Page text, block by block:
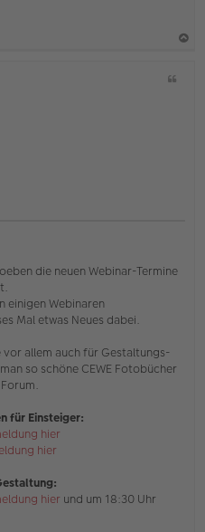
die neuen Webinar-Termine
einigen Webinaren
Mal etwas Neues dabei.
allem auch für Gestaltungs-
so schöne CEWE Fotobücher
für Einsteiger:
hier
hier
hier und um 18:30 Uhr